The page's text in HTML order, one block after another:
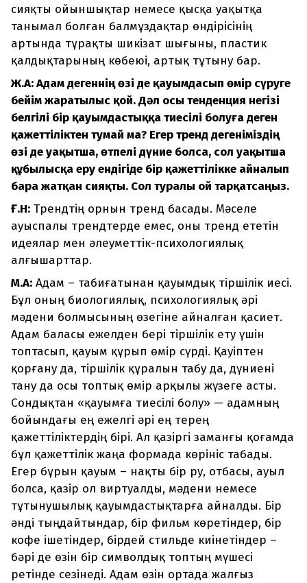
сияқты ойыншықтар немесе қысқа уақытқа
танымал болған балмұздақтар өндірісінің
артында тұрақты шикізат шығыны, пластик
қалдықтарының көбеюі, артық тұтыну бар.
Ж.А: Адам дегеннің өзі де қауымдасып өмір сүруге
бейім жаратылыс қой. Дәл осы тенденция негізі
белгілі бір қауымдастыққа тиесілі болуға деген
қажеттіліктен тумай ма? Егер тренд дегеніміздің
өзі де уақытша, өтпелі дүние болса, сол уақытша
құбылысқа еру ендігіде бір қажеттілікке айналып
бара жатқан сияқты. Сол туралы ой тарқатсаңыз.
Ғ.Н: Трендтің орнын тренд басады. Мәселе
ауыспалы трендтерде емес, оны тренд ететін
идеялар мен әлеуметтік-психологиялық
алғышарттар.
М.А: Адам – табиғатынан қауымдық тіршілік иесі.
Бұл оның биологиялық, психологиялық әрі
мәдени болмысының өзегіне айналған қасиет.
Адам баласы ежелден бері тіршілік ету үшін
топтасып, қауым құрып өмір сүрді. Қауіптен
қорғану да, тіршілік құралын табу да, дүниені
тану да осы топтық өмір арқылы жүзеге асты.
Сондықтан «қауымға тиесілі болу» — адамның
бойындағы ең ежелгі әрі ең терең
қажеттіліктердің бірі. Ал қазіргі заманғы қоғамда
бұл қажеттілік жаңа формада көрініс табады.
Егер бұрын қауым – нақты бір ру, отбасы, ауыл
болса, қазір ол виртуалды, мәдени немесе
тұтынушылық қауымдастықтарға айналды. Бір
әнді тыңдайтындар, бір фильм көретіндер, бір
кофе ішетіндер, бірдей стильде киінетіндер –
бәрі де өзін бір символдық топтың мүшесі
ретінде сезінеді. Адам өзін ортада жалғыз